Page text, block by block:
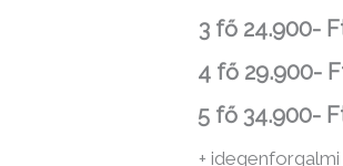
3 fő 24.900-
4 fő 29.900-
5 fő 34.900-
+